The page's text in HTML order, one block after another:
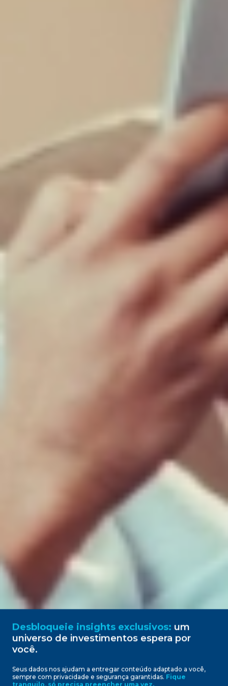
Ativos que saíram da carteira
Desbloqueie insights exclusivos: um
universo de investimentos espera por
você.
Seus dados nos ajudam a entregar conteúdo adaptado a você,
sempre com privacidade e segurança garantidas. Fique
tranquilo, só precisa preencher uma vez.